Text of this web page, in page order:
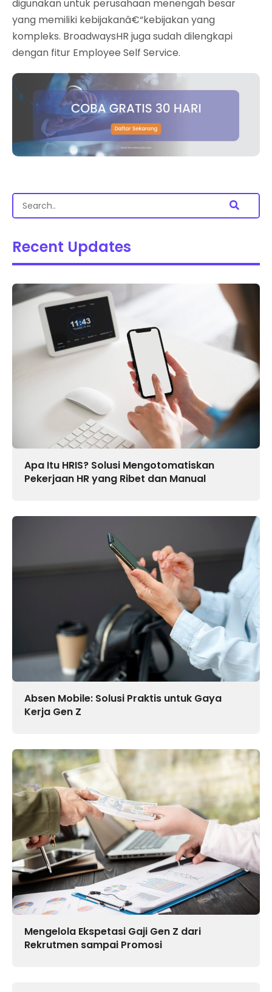
digunakan untuk perusahaan menengah besar
yang memiliki kebijakanâ€“kebijakan yang
kompleks. BroadwaysHR juga sudah dilengkapi
dengan fitur Employee Self Service.
Recent Updates
Apa Itu HRIS? Solusi Mengotomatiskan
Pekerjaan HR yang Ribet dan Manual
Absen Mobile: Solusi Praktis untuk Gaya
Kerja Gen Z
Mengelola Ekspetasi Gaji Gen Z dari
Rekrutmen sampai Promosi